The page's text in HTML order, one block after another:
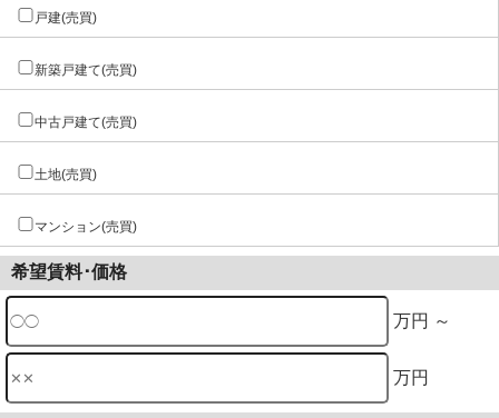
戸建(売買)
新築戸建て(売買)
中古戸建て(売買)
土地(売買)
マンション(売買)
希望賃料･価格
万円 ～
万円